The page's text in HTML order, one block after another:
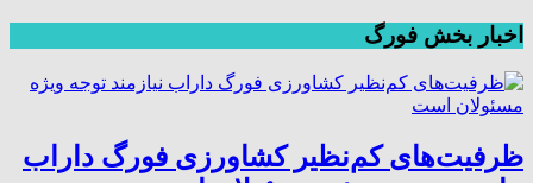
اخبار بخش فورگ
ظرفیت‌های کم‌نظیر کشاورزی فورگ داراب